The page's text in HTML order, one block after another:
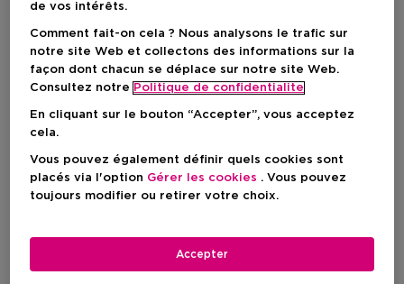
de vos intérêts.
Comment fait-on cela ? Nous analysons le trafic sur
notre site Web et collectons des informations sur la
façon dont chacun se déplace sur notre site Web.
Consultez notre Politique de confidentialite
En cliquant sur le bouton “Accepter”, vous acceptez
cela.
Vous pouvez également définir quels cookies sont
placés via l'option Gérer les cookies . Vous pouvez
toujours modifier ou retirer votre choix.
Accepter